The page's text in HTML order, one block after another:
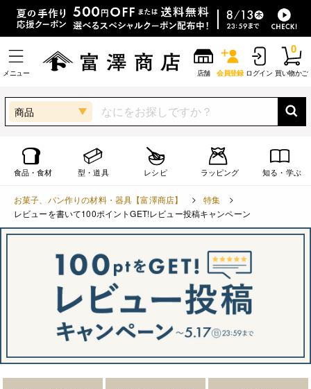
メニュー 店舗 会員登録 ログイン 買い物かご
0
商品
食品・食材 型・道具 レシピ ラッピング 知る・学ぶ
お菓子、パン作りの材料・器具【富澤商店】
特集
レビューを書いて100ポイントGET!レビュー投稿キャンペーン